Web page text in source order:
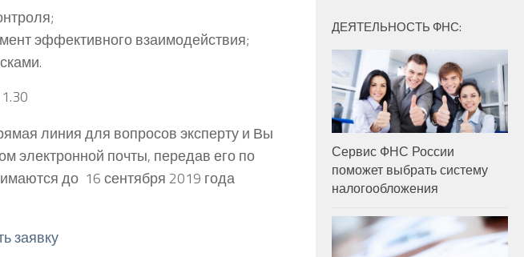
эффективного взаимодействия;
линия для вопросов эксперту и Вы
электронной почты, передав его по
до 16 сентября 2019 года
заявку
ДЕЯТЕЛЬНОСТЬ ФНС:
Сервис ФНС России
поможет выбрать систему
налогообложения